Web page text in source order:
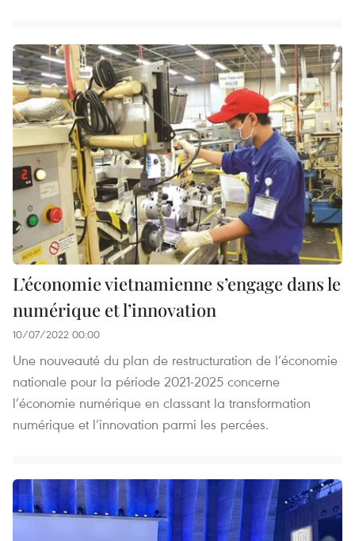
L’économie vietnamienne s’engage dans le
numérique et l’innovation
10/07/2022 00:00
Une nouveauté du plan de restructuration de l’économie
nationale pour la période 2021-2025 concerne
l’économie numérique en classant la transformation
numérique et l’innovation parmi les percées.